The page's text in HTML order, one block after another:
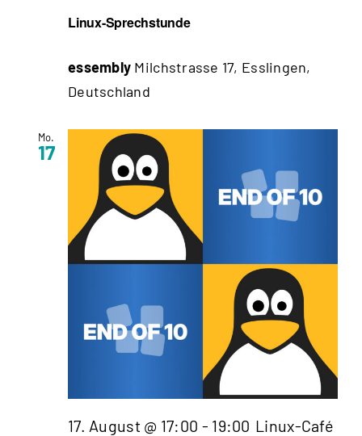
Linux-Sprechstunde
essembly Milchstrasse 17, Esslingen,
Deutschland
Mo.
17
17. August @ 17:00 - 19:00 Linux-Café